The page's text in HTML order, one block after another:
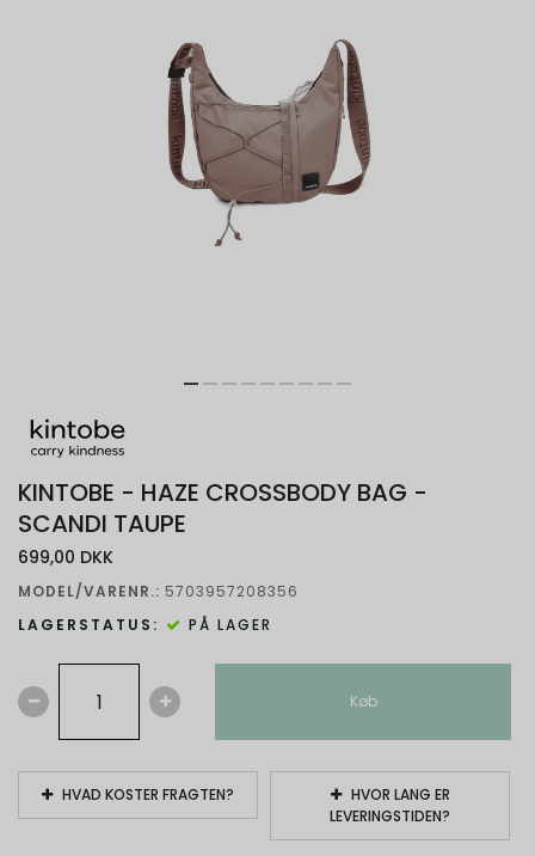
KINTOBE - HAZE CROSSBODY BAG -
SCANDI TAUPE
699,00 DKK
MODEL/VARENR.: 5703957208356
LAGERSTATUS:
PÅ LAGER
Køb
HVAD KOSTER FRAGTEN?
HVOR LANG ER
LEVERINGSTIDEN?